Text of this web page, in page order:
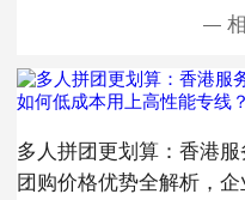
多人拼团更划算：香港服
团购价格优势全解析，企